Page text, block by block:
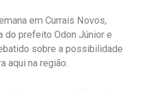
em Currais Novos,
do prefeito Odon Júnior e
sobre a possibilidade
aqui na região.